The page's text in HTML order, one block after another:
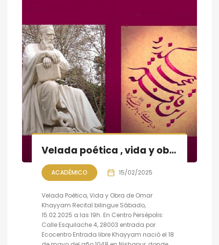
Velada poética , vida y obra de Omar Khayyam
ACADÉMICO 15/02/2025
Velada Poética, Vida y Obra de Omar
Khayyam Recital bilingue Sábado,
15.02.2025 a las 19h. En Centro Persépolis:
Calle Esquilache 4, 28003 entrada por
Ecocentro Entrada libre Khayyam nació el 18